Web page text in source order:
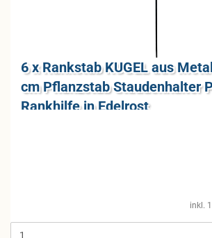
6 x Rank­stab KUGEL aus
cm Pflanz­stab Stau­den­hal­ter
Rank­hil­fe in Edel­rost
inkl.